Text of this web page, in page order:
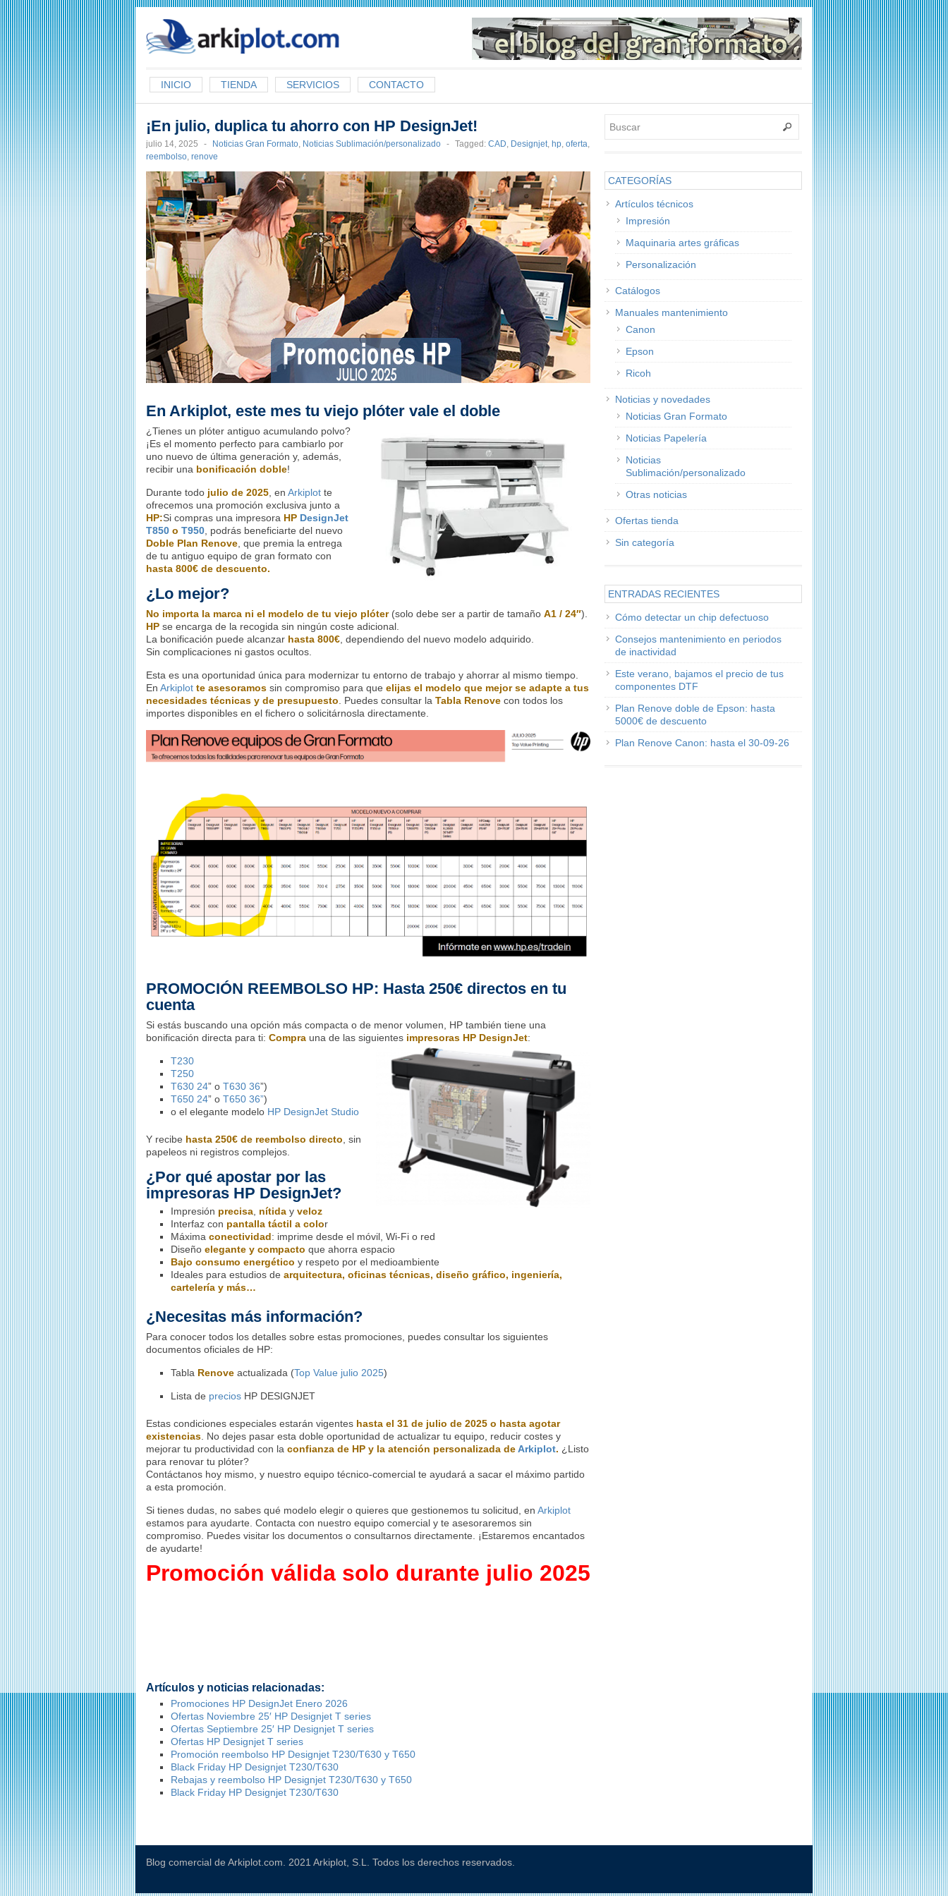
INICIO TIENDA SERVICIOS CONTACTO
¡En julio, duplica tu ahorro con HP DesignJet!
julio 14, 2025 - Noticias Gran Formato, Noticias Sublimación/personalizado - Tagged: CAD, Designjet, hp, oferta,
reembolso, renove
En Arkiplot, este mes tu viejo plóter vale el doble
¿Tienes un plóter antiguo acumulando polvo?
¡Es el momento perfecto para cambiarlo por
uno nuevo de última generación y, además,
recibir una bonificación doble!
Durante todo julio de 2025 , en Arkiplot te
ofrecemos una promoción exclusiva junto a
HP:Si compras una impresora HP DesignJet
T850 o T950 , podrás beneficiarte del nuevo
Doble Plan Renove , que premia la entrega
de tu antiguo equipo de gran formato con
hasta 800€ de descuento.
¿Lo mejor?
No importa la marca ni el modelo de tu viejo plóter(solo debe ser a partir de tamaño A1 / 24″).
HP se encarga de la recogida sin ningún coste adicional.
La bonificación puede alcanzar hasta 800€ , dependiendo del nuevo modelo adquirido.
Sin complicaciones ni gastos ocultos.
Esta es una oportunidad única para modernizar tu entorno de trabajo y ahorrar al mismo tiempo.
En Arkiplot te asesoramos sin compromiso para que elijas el modelo que mejor se adapte a tus
necesidades técnicas y de presupuesto . Puedes consultar la Tabla Renove con todos los
importes disponibles en el fichero o solicitárnosla directamente.
PROMOCIÓN REEMBOLSO HP: Hasta 250€ directos en tu
cuenta
Si estás buscando una opción más compacta o de menor volumen, HP también tiene una
bonificación directa para ti: Compra una de las siguientes impresoras HP DesignJet:
T230
T250
T630 24” o T630 36”)
T650 24” o T650 36”)
o el elegante modelo HP DesignJet Studio
Y recibe hasta 250€ de reembolso directo , sin
papeleos ni registros complejos.
¿Por qué apostar por las
impresoras HP DesignJet?
Impresión precisa nítida y veloz
Interfaz con pantalla táctil a color
Máxima conectividad: imprime desde el móvil, Wi-Fi o red
Diseño elegante y compacto que ahorra espacio
Bajo consumo energético y respeto por el medioambiente
Ideales para estudios de arquitectura, oficinas técnicas, diseño gráfico, ingeniería,
cartelería y más…
¿Necesitas más información?
Para conocer todos los detalles sobre estas promociones, puedes consultar los siguientes
documentos oficiales de HP:
Tabla Renove actualizada (Top Value julio 2025)
Lista de precios HP DESIGNJET
Estas condiciones especiales estarán vigentes hasta el 31 de julio de 2025 o hasta agotar
existencias . No dejes pasar esta doble oportunidad de actualizar tu equipo, reducir costes y
mejorar tu productividad con la confianza de HP y la atención personalizada deArkiplot. ¿Listo
para renovar tu plóter?
Contáctanos hoy mismo, y nuestro equipo técnico-comercial te ayudará a sacar el máximo partido
a esta promoción.
Si tienes dudas, no sabes qué modelo elegir o quieres que gestionemos tu solicitud, en Arkiplot
estamos para ayudarte. Contacta con nuestro equipo comercial y te asesoraremos sin
compromiso. Puedes visitar los documentos o consultarnos directamente. ¡Estaremos encantados
de ayudarte!
Promoción válida solo durante julio 2025
Artículos y noticias relacionadas:
Promociones HP DesignJet Enero 2026
Ofertas Noviembre 25′ HP Designjet T series
Ofertas Septiembre 25′ HP Designjet T series
Ofertas HP Designjet T series
Promoción reembolso HP Designjet T230/T630 y T650
Black Friday HP Designjet T230/T630
Rebajas y reembolso HP Designjet T230/T630 y T650
Black Friday HP Designjet T230/T630
CATEGORÍAS
Artículos técnicos
Impresión
Maquinaria artes gráficas
Personalización
Catálogos
Manuales mantenimiento
Canon
Epson
Ricoh
Noticias y novedades
Noticias Gran Formato
Noticias Papelería
Noticias
Sublimación/personalizado
Otras noticias
Ofertas tienda
Sin categoría
ENTRADAS RECIENTES
Cómo detectar un chip defectuoso
Consejos mantenimiento en periodos
de inactividad
Este verano, bajamos el precio de tus
componentes DTF
Plan Renove doble de Epson: hasta
5000€ de descuento
Plan Renove Canon: hasta el 30-09-26
Blog comercial de Arkiplot.com. 2021 Arkiplot, S.L. Todos los derechos reservados.